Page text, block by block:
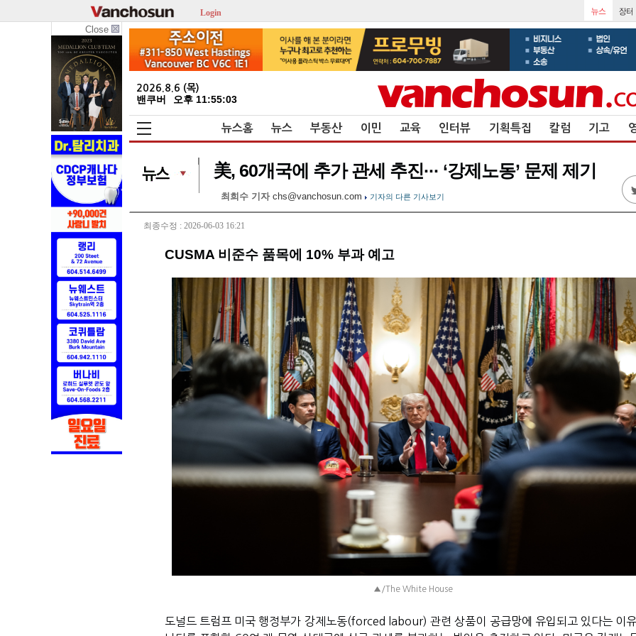
Login
Close
2026.8.6 (목)
밴쿠버 오후 11:55:05
뉴스홈 뉴스 부동산 이민 교육 인터뷰 기획특집 칼럼 기고
美, 60개국에 추가 관세 추진··· ‘강제노동’ 문제 제기
최희수 기자 chs@vanchosun.com 기자의 다른 기사보기
최종수정 : 2026-06-03 16:21
CUSMA 비준수 품목에 10% 부과 예고
▲/The White House
도널드 트럼프 미국 행정부가 강제노동(forced labour) 관련 상품이 공급망에 유입되고 있다는 이